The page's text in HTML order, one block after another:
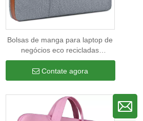
Bolsas de manga para laptop de
negócios eco recicladas
personalizadas para homens e
mulheres capa de manga para
computador portátil à prova
Contate agora